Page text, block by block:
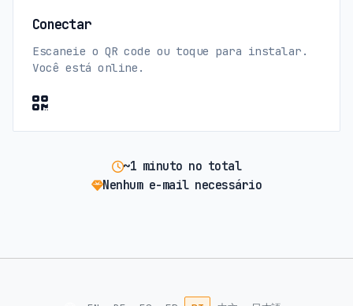
Conectar
Escaneie o QR code ou toque para instalar.
Você está online.
~1 minuto no total
Nenhum e-mail necessário